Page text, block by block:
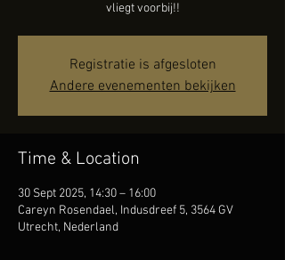
vliegt voorbij!!
Registratie is afgesloten
Andere evenementen bekijken
Time & Location
30 Sept 2025, 14:30 – 16:00
Careyn Rosendael, Indusdreef 5, 3564 GV
Utrecht, Nederland